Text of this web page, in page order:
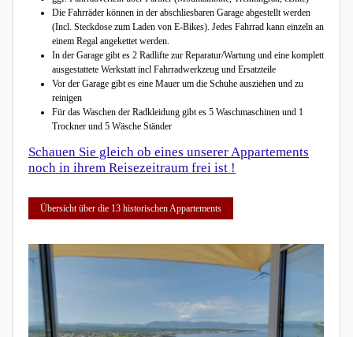
Die Fahrräder können in der abschliesbaren Garage abgestellt werden
(Incl. Steckdose zum Laden von E-Bikes). Jedes Fahrrad kann einzeln an
einem Regal angekettet werden.
In der Garage gibt es 2 Radlifte zur Reparatur/Wartung und eine komplett
ausgestattete Werkstatt incl Fahrradwerkzeug und Ersatzteile
Vor der Garage gibt es eine Mauer um die Schuhe ausziehen und zu
reinigen
Für das Waschen der Radkleidung gibt es 5 Waschmaschinen und 1
Trockner und 5 Wäsche Ständer
Schauen Sie gleich ob eines unserer Appartements
noch in ihrem Reisezeitraum frei ist !
Übersicht über die 13 historischen Appartements